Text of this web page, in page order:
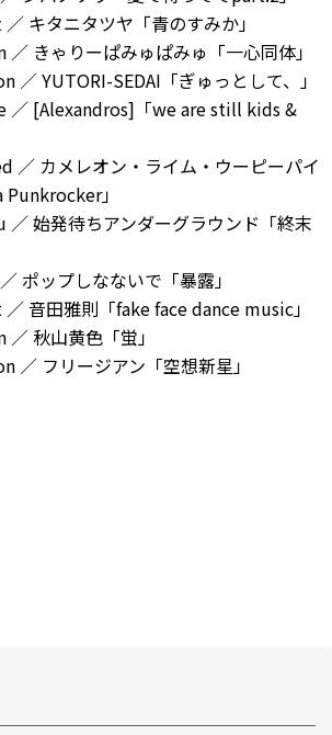
キタニタツヤ「青のすみか」
きゃりーぱみゅぱみゅ「一心同体」
／ YUTORI-SEDAI「ぎゅっとして、」
／ [Alexandros]「we are still kids &
／ カメレオン・ライム・ウーピーパイ
Punkrocker」
始発待ちアンダーグラウンド「終末
ポップしなないで「暴露」
音田雅則「fake face dance music」
秋山黄色「蛍」
／ フリージアン「空想新星」